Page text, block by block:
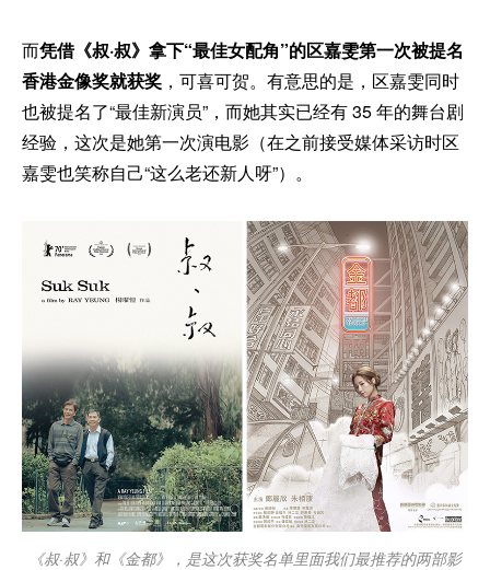
而凭借《叔·叔》拿下“最佳女配角”的区嘉雯第一次被提名
香港金像奖就获奖 ，可喜可贺。有意思的是，区嘉雯同时
也被提名了“最佳新演员”，而她其实已经有 35 年的舞台剧
经验，这次是她第一次演电影（在之前接受媒体采访时区
嘉雯也笑称自己“这么老还新人呀”）。
《叔·叔》和《金都》，是这次获奖名单里面我们最推荐的两部影